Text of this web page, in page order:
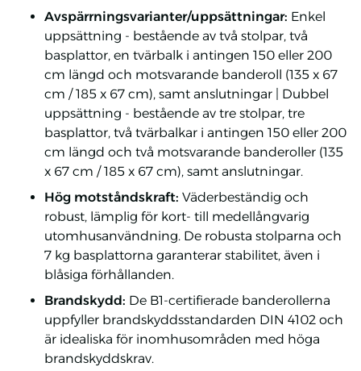
Avspärrningsvarianter/uppsättningar: Enkel
uppsättning - bestående av två stolpar, två
basplattor, en tvärbalk i antingen 150 eller 200
cm längd och motsvarande banderoll (135 x 67
cm / 185 x 67 cm), samt anslutningar | Dubbel
uppsättning - bestående av tre stolpar, tre
basplattor, två tvärbalkar i antingen 150 eller 200
cm längd och två motsvarande banderoller (135
x 67 cm / 185 x 67 cm), samt anslutningar.
Hög motståndskraft: Väderbeständig och
robust, lämplig för kort- till medellångvarig
utomhusanvändning. De robusta stolparna och
7 kg basplattorna garanterar stabilitet, även i
blåsiga förhållanden.
Brandskydd: De B1-certifierade banderollerna
uppfyller brandskyddsstandarden DIN 4102 och
är idealiska för inomhusområden med höga
brandskyddskrav.